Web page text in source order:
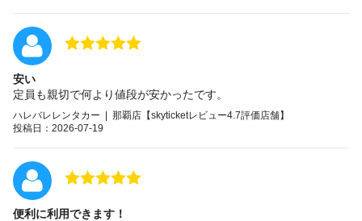
安い
定員も親切で何より値段が安かったです。
ハレバレレンタカー | 那覇店【skyticketレビュー4.7評価店舗】
投稿日：2026-07-19
便利に利用できます！